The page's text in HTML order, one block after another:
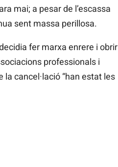
mai; a pesar de l’escassa
sent massa perillosa.
fer marxa enrere i obrir
professionals i
la cancel·lació “han estat les